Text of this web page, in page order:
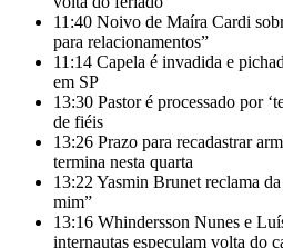
11:40 Noivo de Maíra Cardi
para relacionamentos”
11:14 Capela é invadida e
em SP
13:30 Pastor é processado por
de fiéis
13:26 Prazo para recadastrar
termina nesta quarta
13:22 Yasmin Brunet reclama
mim”
13:16 Whindersson Nunes e
internautas especulam volta do